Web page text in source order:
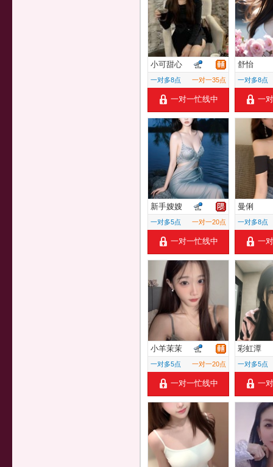
小可甜心
一对多8点 一对一35点
一对一忙线中
舒怡
一对多8点
一
新手嫂嫂
一对多5点 一对一20点
一对一忙线中
曼俐
一对多8点
一
小羊茉茉
一对多5点 一对一20点
一对一忙线中
彩虹潭
一对多5点
一